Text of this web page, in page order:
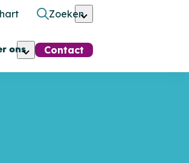
Zoeken
ons Contact